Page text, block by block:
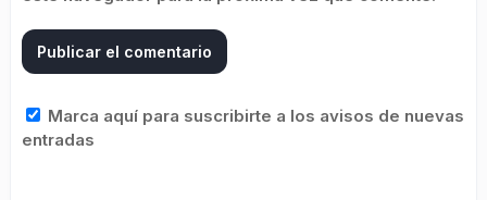
Marca aquí para suscribirte a los avisos de nuevas
entradas